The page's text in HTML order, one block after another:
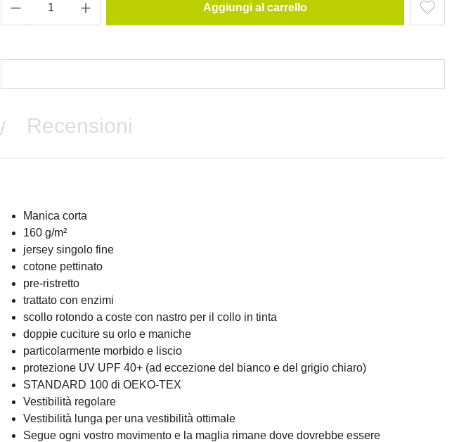
Aggiungi al carrello
/ Recensioni
Manica corta
160 g/m²
jersey singolo fine
cotone pettinato
pre-ristretto
trattato con enzimi
scollo rotondo a coste con nastro per il collo in tinta
doppie cuciture su orlo e maniche
particolarmente morbido e liscio
protezione UV UPF 40+ (ad eccezione del bianco e del grigio chiaro)
STANDARD 100 di OEKO-TEX
Vestibilità regolare
Vestibilità lunga per una vestibilità ottimale
Segue ogni vostro movimento e la maglia rimane dove dovrebbe essere